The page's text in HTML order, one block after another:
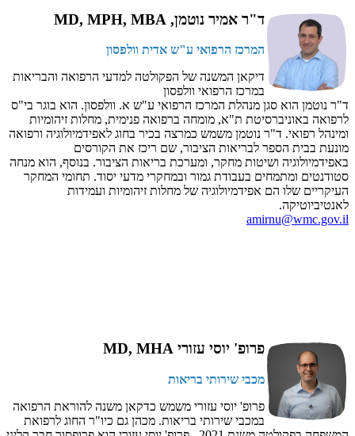
ד"ר אמיר נוטמן, MD, MPH, MBA
המרכז הרפואי ע"ש אדית וולפסון
דיקאן המשנה של הפקולטה למדעי הרפואה והבריאות
במרכז הרפואי וולפסון
ד"ר נוטמן הוא סגן מנהלת המרכז הרפואי ע"ש א. וולפסון. הוא בוגר בי"ס
לרפואה באוניברסיטת ת"א, מומחה ברפואה פנימית, מחלות זיהומיות
ומינהל רפואי. ד"ר נוטמן משמש כמרצה בכיר בחוג לאפידמיולוגיה ורפואה
מונעת בבית הספר לבריאות הציבור, שם ריכז את הקורסים
באפידמיולוגיה ושיטות מחקר, ומערכת בריאות הציבור. בנוסף, הוא מנחה
סטודנטים ומתמחים בעבודת גמור ובמחקרי מדעי יסוד. תחומי המחקר
העיקריים שלו הם אפידמיולוגיה של מחלות זיהומיות ועמידות
לאנטיביוטיקה.
amirnu@wmc.gov.il
פרופ' יוסי עזורי MD, MHA
מכבי שירותי בריאות
פרופ' יוסי עזורי משמש כדקאן משנה להוראת הרפואה
במכבי שירותי בריאות. מכהן גם כיו"ר החוג לרפואת